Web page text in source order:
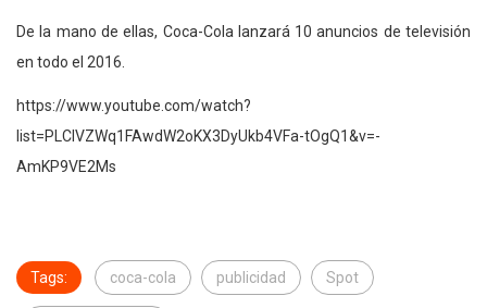
De la mano de ellas, Coca-Cola lanzará 10 anuncios de televisión
en todo el 2016.
https://www.youtube.com/watch?
list=PLCIVZWq1FAwdW2oKX3DyUkb4VFa-tOgQ1&v=-
AmKP9VE2Ms
Tags: coca-cola publicidad Spot